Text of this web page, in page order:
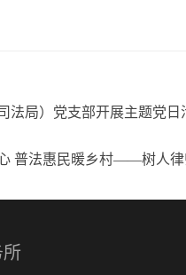
法局）党支部开展主题党日
普法惠民暖乡村——树人律